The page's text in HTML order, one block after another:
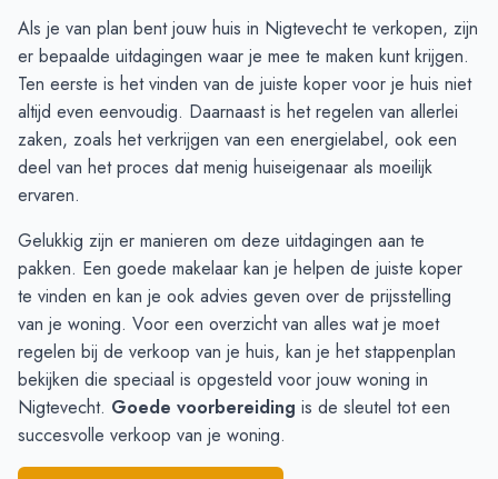
Augustus
2
September
1
9
Oktober
6
November
6
December
5
Januari
4
5
Februari
April
4
2
Mei
2
4
Juni
1 8
Als je van plan bent jouw huis in Nigtevecht te verkopen, zijn
er bepaalde uitdagingen waar je mee te maken kunt krijgen.
Ten eerste is het vinden van de juiste koper voor je huis niet
altijd even eenvoudig. Daarnaast is het regelen van allerlei
zaken, zoals het verkrijgen van een energielabel, ook een
deel van het proces dat menig huiseigenaar als moeilijk
ervaren.
Gelukkig zijn er manieren om deze uitdagingen aan te
pakken. Een goede makelaar kan je helpen de juiste koper
te vinden en kan je ook advies geven over de prijsstelling
van je woning. Voor een overzicht van alles wat je moet
regelen bij de verkoop van je huis, kan je hetstappenplan
bekijken die speciaal is opgesteld voor jouw woning in
Nigtevecht. Goede voorbereiding is de sleutel tot een
succesvolle verkoop van je woning.